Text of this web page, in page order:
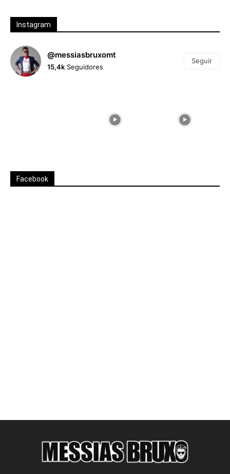
Instagram
@messiasbruxomt
15,4k Seguidores
Seguir
Facebook